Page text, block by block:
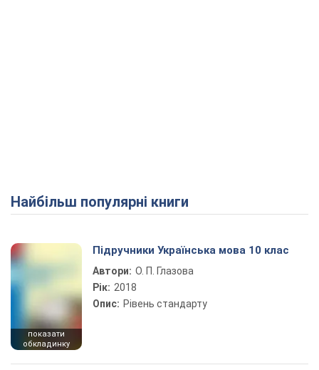
Найбільш популярні книги
показати
обкладинку
Підручники Українська мова 10 клас
Автори: О. П. Глазова
Рік: 2018
Опис: Рівень стандарту